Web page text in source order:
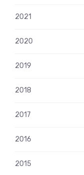
2021
2020
2019
2018
2017
2016
2015